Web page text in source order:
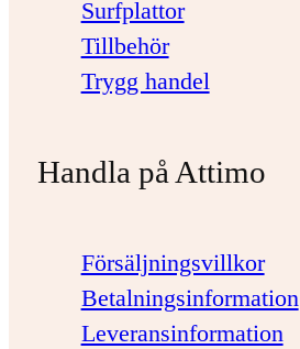
Surfplattor
Tillbehör
Trygg handel
Handla på Attimo
Försäljningsvillkor
Betalningsinformation
Leveransinformation